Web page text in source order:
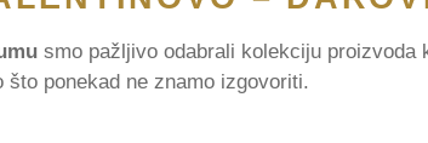
smo pažljivo odabrali kolekciju proizvoda
što ponekad ne znamo izgovoriti.